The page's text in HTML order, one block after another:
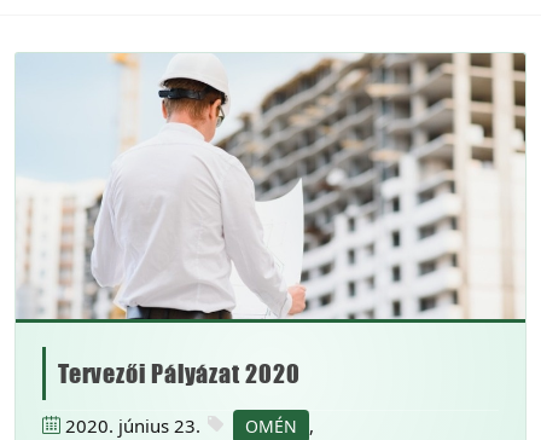
Tervezői Pályázat 2020
2020. június 23. OMÉN ,